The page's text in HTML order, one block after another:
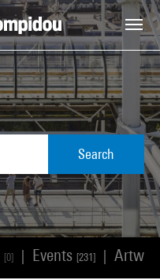
Search
[0] Events [231]